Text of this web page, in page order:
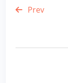
Prev